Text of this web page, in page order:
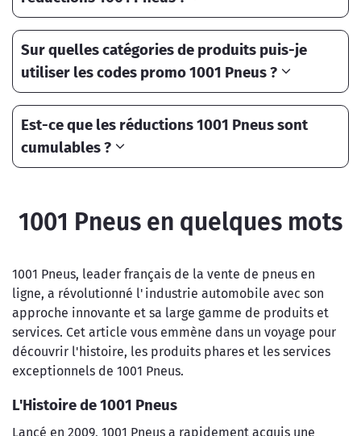
Sur quelles catégories de produits puis-je
utiliser les codes promo 1001 Pneus ?
Est-ce que les réductions 1001 Pneus sont
cumulables ?
1001 Pneus en quelques mots
1001 Pneus, leader français de la vente de pneus en
ligne, a révolutionné l'industrie automobile avec son
approche innovante et sa large gamme de produits et
services. Cet article vous emmène dans un voyage pour
découvrir l'histoire, les produits phares et les services
exceptionnels de 1001 Pneus.
L'Histoire de 1001 Pneus
Lancé en 2009, 1001 Pneus a rapidement acquis une